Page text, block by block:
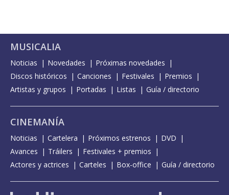
MUSICALIA
Noticias Novedades
Próximas novedades
Discos históricos
Canciones Festivales
Premios
Artistas y grupos
Portadas Listas Guía / directorio
CINEMANÍA
Noticias Cartelera Próximos estrenos
DVD
Avances
Tráilers
Festivales + premios
Actores y actrices
Carteles Box-office Guía / directorio